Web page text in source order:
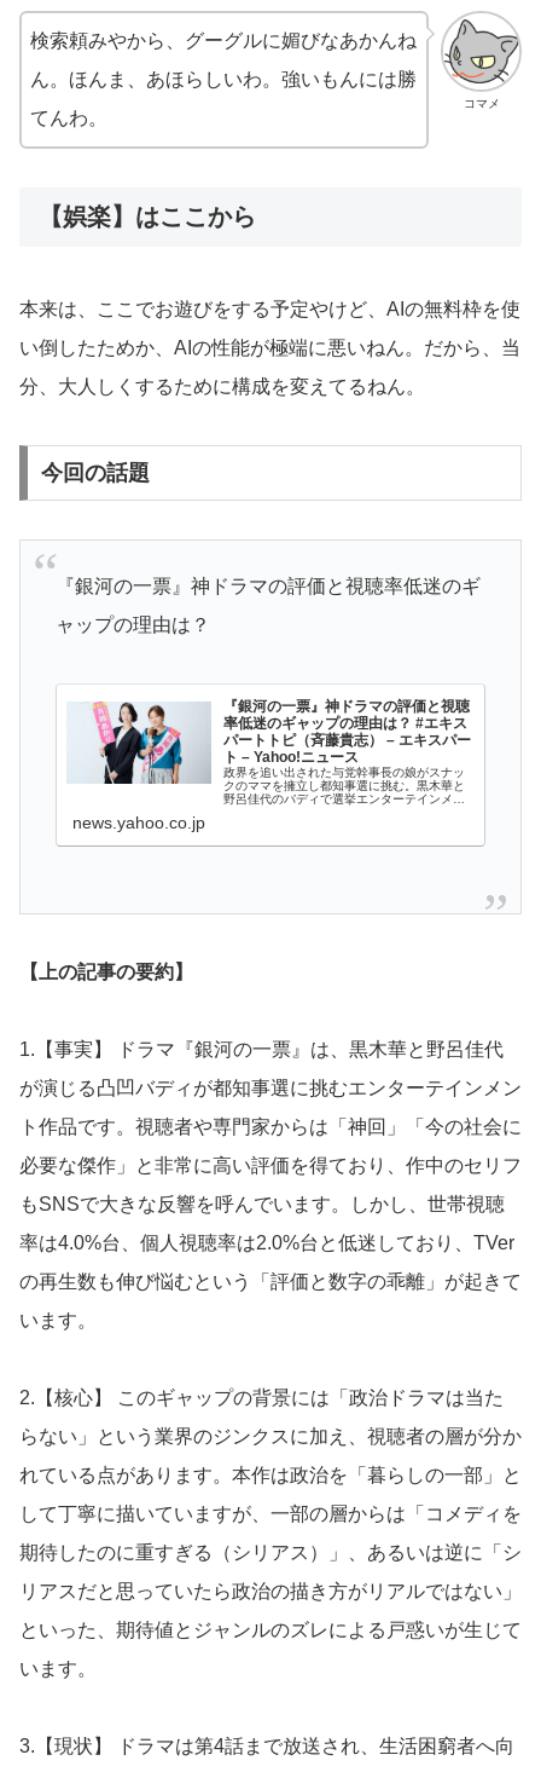
コマメ
検索頼みやから、グーグルに媚びなあかんね
ん。ほんま、あほらしいわ。強いもんには勝
てんわ。
【娯楽】はここから
本来は、ここでお遊びをする予定やけど、AIの無料枠を使
い倒したためか、AIの性能が極端に悪いねん。だから、当
分、大人しくするために構成を変えてるねん。
今回の話題
『銀河の一票』神ドラマの評価と視聴率低迷のギ
ャップの理由は？
『銀河の一票』神ドラマの評価と視聴
率低迷のギャップの理由は？ #エキス
パートトピ（斉藤貴志） – エキスパー
ト – Yahoo!ニュース
政界を追い出された与党幹事長の娘がスナッ
クのママを擁立し都知事選に挑む。黒木華と
野呂佳代のバディで選挙エンターテインメン
news.yahoo.co.jp
【上の記事の要約】
1.【事実】 ドラマ『銀河の一票』は、黒木華と野呂佳代
が演じる凸凹バディが都知事選に挑むエンターテインメン
ト作品です。視聴者や専門家からは「神回」「今の社会に
必要な傑作」と非常に高い評価を得ており、作中のセリフ
もSNSで大きな反響を呼んでいます。しかし、世帯視聴
率は4.0%台、個人視聴率は2.0%台と低迷しており、TVer
の再生数も伸び悩むという「評価と数字の乖離」が起きて
います。
2.【核心】 このギャップの背景には「政治ドラマは当た
らない」という業界のジンクスに加え、視聴者の層が分か
れている点があります。本作は政治を「暮らしの一部」と
して丁寧に描いていますが、一部の層からは「コメディを
期待したのに重すぎる（シリアス）」、あるいは逆に「シ
リアスだと思っていたら政治の描き方がリアルではない」
といった、期待値とジャンルのズレによる戸惑いが生じて
います。
3.【現状】 ドラマは第4話まで放送され、生活困窮者へ向